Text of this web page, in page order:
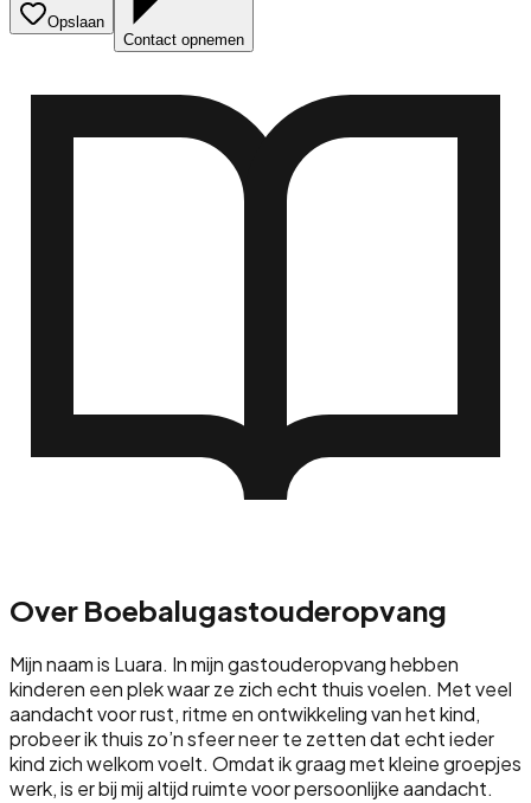
Opslaan
Contact opnemen
Over Boebalugastouderopvang
Mijn naam is Luara. In mijn gastouderopvang hebben
kinderen een plek waar ze zich echt thuis voelen. Met veel
aandacht voor rust, ritme en ontwikkeling van het kind,
probeer ik thuis zo’n sfeer neer te zetten dat echt ieder
kind zich welkom voelt. Omdat ik graag met kleine groepjes
werk, is er bij mij altijd ruimte voor persoonlijke aandacht.